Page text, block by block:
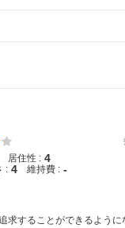
居住性 : 4
: 4 維持費 : -
求することができるよう